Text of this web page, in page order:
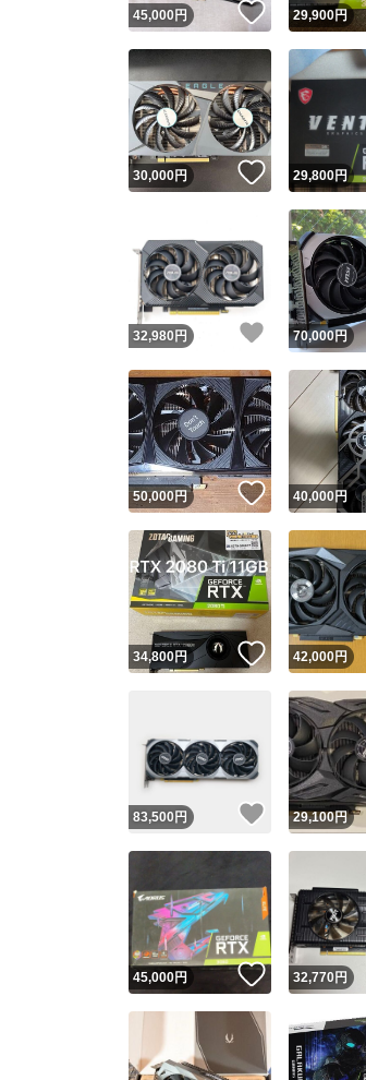
45,000円 いいね！
29,900円
30,000円 いいね！
29,800円
32,980 円 いいね！
70,000円
50,000円 いいね！
40,000円
34,800円 いいね！
42,000円
83,500 円 いいね！
29,100円
45,000円 いいね！
32,770円